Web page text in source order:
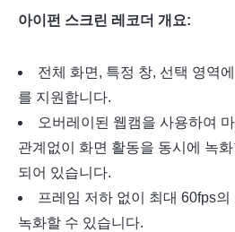
아이펀 스크린 레코더 개요:
전체 화면, 특정 창, 선택 영역
를 지원합니다.
오버레이된 웹캠을 사용하여
관계없이 화면 활동을 동시에 녹
되어 있습니다.
프레임 저하 없이 최대 60fps
녹화할 수 있습니다.